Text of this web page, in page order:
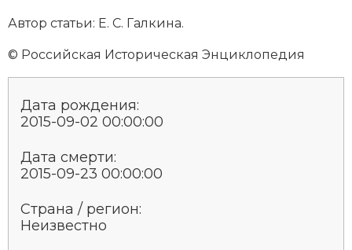
Новейшая история
Нумизматика
Общественные объединения и организации
Политическая история
Религия и церковь
Автор статьи: Е. С. Галкина.
© Российская Историческая Энциклопедия
Дата рождения:
2015-09-02 00:00:00
Дата смерти:
2015-09-23 00:00:00
Страна / регион:
Неизвестно